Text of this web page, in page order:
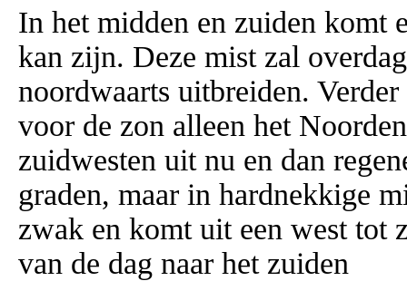
In het midden en zuiden komt
kan zijn. Deze mist zal
noordwaarts uitbreiden.
voor de zon alleen het
zuidwesten uit nu en dan
graden, maar in hardnekkige
zwak en komt uit een west tot
van de dag naar het zuiden